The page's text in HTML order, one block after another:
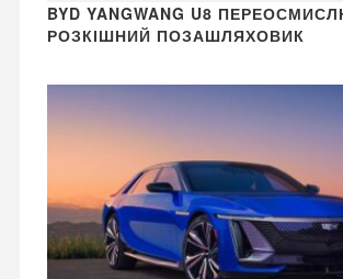
BYD YANGWANG U8
РОЗКІШНИЙ ПОЗАШЛЯХОВИК